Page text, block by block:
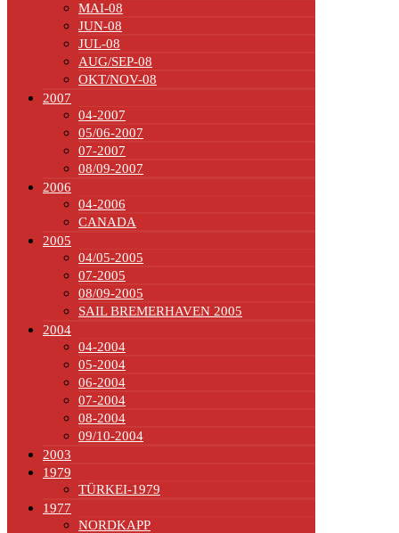
MAI-08
JUN-08
JUL-08
AUG/SEP-08
OKT/NOV-08
2007
04-2007
05/06-2007
07-2007
08/09-2007
2006
04-2006
CANADA
2005
04/05-2005
07-2005
08/09-2005
SAIL BREMERHAVEN 2005
2004
04-2004
05-2004
06-2004
07-2004
08-2004
09/10-2004
2003
1979
TÜRKEI-1979
1977
NORDKAPP